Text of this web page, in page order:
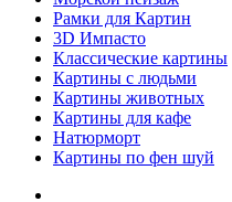
Рамки для Картин
3D Импасто
Классические картины
Картины с людьми
Картины животных
Картины для кафе
Натюрморт
Картины по фен шуй